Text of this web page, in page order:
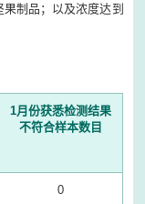
制品；以及浓度达到
1月份获悉检测结果
不符合样本数目
0